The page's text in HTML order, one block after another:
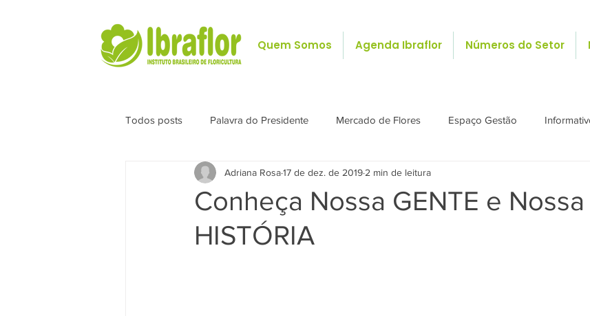
Quem Somos Agenda Ibraflor Números do Setor
Todos posts Palavra do Presidente Mercado de Flores Espaço Gestão
Conheça Nossa GENTE e Nossa
HISTÓRIA
Adriana Rosa17 de dez. de 2019 2 min de leitura